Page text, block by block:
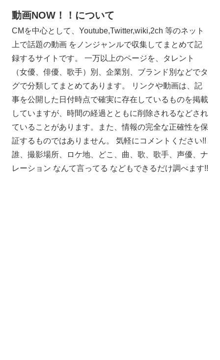
動画NOW！！について
CMを中心として、Youtube,Twitter,wiki,2ch 等のネット
上で話題の動画 をノンジャンルで収集してまとめて記
録するサイトです。 一万以上のページを、タレント
（女優、俳優、歌手）別、企業別、ブランド別などでタ
グで分類してまとめてあります。 リンクや動画は、記
事を公開した日付時点で確実に存在しているものを掲載
していますが、時間の経過とともに削除されるなどされ
ていることがあります。また、情報の完全な正確性を保
証するものではありません。 気軽にコメントください!!
誰、撮影場所、ロケ地、どこ、曲、歌、歌手、声優、ナ
レーション なんて言ってる などもできるだけ調べます!!